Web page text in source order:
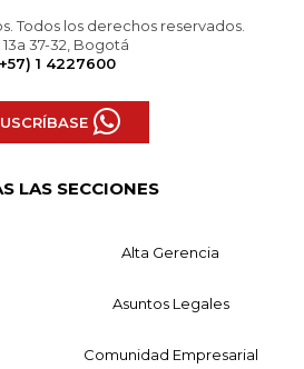
Todos los derechos reservados.
13a 37-32, Bogotá
1 4227600
LAS SECCIONES
Alta Gerencia
Asuntos Legales
Comunidad Empresarial